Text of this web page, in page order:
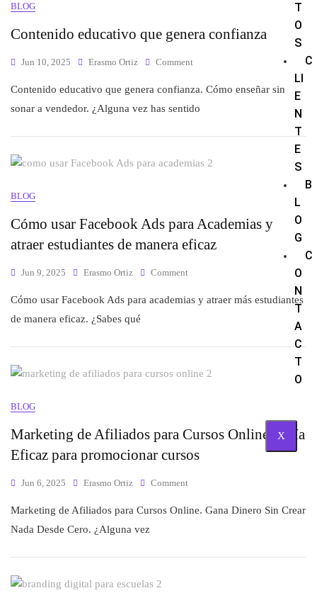
T
O
S
C
LI
E
N
T
E
S
B
L
O
G
C
O
N
T
A
C
T
O
X
BLOG
Contenido educativo que genera confianza
Jun 10, 2025 Erasmo Ortiz Comment
Contenido educativo que genera confianza. Cómo enseñar sin
sonar a vendedor. ¿Alguna vez has sentido
BLOG
Cómo usar Facebook Ads para Academias y
atraer estudiantes de manera eficaz
Jun 9, 2025 Erasmo Ortiz Comment
Cómo usar Facebook Ads para academias y atraer más estudiantes
de manera eficaz. ¿Sabes qué
BLOG
Marketing de Afiliados para Cursos Online. Guía
Eficaz para promocionar cursos
Jun 6, 2025 Erasmo Ortiz Comment
Marketing de Afiliados para Cursos Online. Gana Dinero Sin Crear
Nada Desde Cero. ¿Alguna vez